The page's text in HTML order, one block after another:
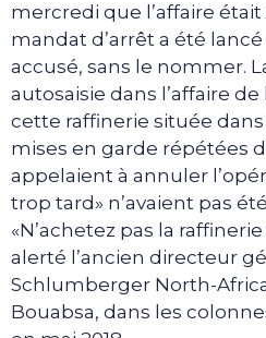
mercredi que l’affaire
mandat d’arrêt a été
accusé, sans le nommer.
autosaisie dans l’affaire
cette raffinerie située dans
mises en garde répétées
appelaient à annuler
trop tard» n’avaient pas
«N’achetez pas la
alerté l’ancien directeur
Schlumberger North-
Bouabsa, dans les